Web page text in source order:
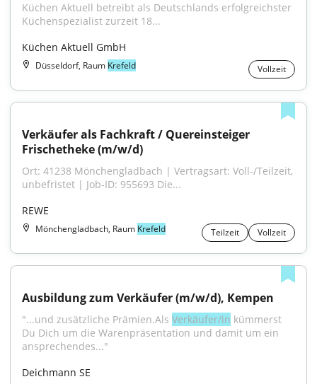
Küchen Aktuell betreibt als Deutschlands erfolgreichster
Küchenspezialist zurzeit 18...
Küchen Aktuell GmbH
Düsseldorf, Raum Krefeld Vollzeit
Verkäufer als Fachkraft / Quereinsteiger
Frischetheke (m/w/d)
Ort: 41238 Mönchengladbach | Vertragsart: Voll-/Teilzeit,
unbefristet | Job-ID: 955693 Die...
REWE
Mönchengladbach, Raum Krefeld Teilzeit Vollzeit
Ausbildung zum Verkäufer (m/w/d), Kempen
"...und zusätzliche Prämien.Als Verkäufer/in kümmerst
Du Dich um die Warenpräsentation und damit um ein
ansprechendes..."
Deichmann SE